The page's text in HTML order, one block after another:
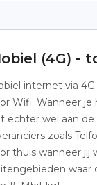
(4G) -
internet via
Wifi. Wanneer
echter wel aan de
zoals
thuis wanneer jij
waar